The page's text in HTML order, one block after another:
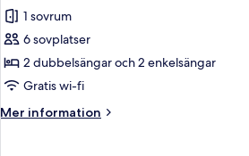
trädgård
Superior
-
2
sovrum
2
1 sovrum
6 sovplatser
2 dubbelsängar och 2 enkelsängar
Gratis wi-fi
Mer information
Mer